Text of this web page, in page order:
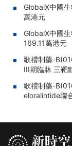
GlobalX中國
萬港元
GlobalX中國
169.11萬港元
歌禮制藥-
III期臨牀 三靶
歌禮制藥-
eloralintide聯